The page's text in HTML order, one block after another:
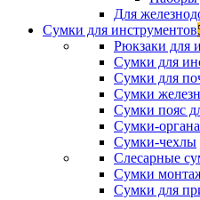
Для
Сумки для инструментов
Рюкзаки для
Сумки для
Сумки для
Сумки
Сумки пояс
Сумки-
Сумки-чехлы
Слесарные
Сумки
Сумки для